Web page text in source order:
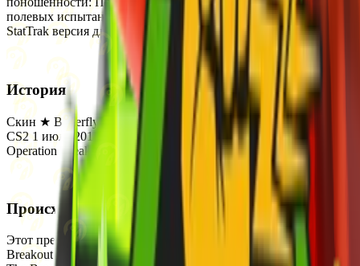
полевых испытаний, Поношенное и Закалённое в боях.
StatTrak версия для этого скина отсутствует.
История
Скин ★ Butterfly Knife | Blue Steel был впервые добавлен в
CS2 1 июля 2014 года. Он был выпущен как часть кейса
Operation Breakout Weapon Case.
Происхождение
Этот предмет можно получить, открыв кейс Operation
Breakout Weapon Case. Скин также является частью коллекции